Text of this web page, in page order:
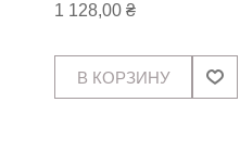
1 128,00 ₴